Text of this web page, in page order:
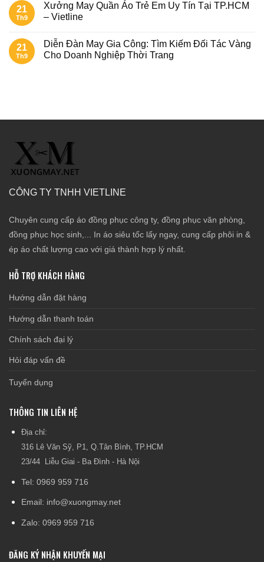
21
Th9
Xưởng May Quần Áo Trẻ Em Uy Tín Tại TP.HCM
– Vietline
21
Th9
Diễn Đàn May Gia Công: Tìm Kiếm Đối Tác Vàng
Cho Doanh Nghiệp Thời Trang
CÔNG TY TNHH VIETLINE
Chuyên cung cấp áo đồng phục công ty, đồng phục văn phòng,
đồng phục học sinh,... In áo siêu tốc lấy ngay, cung cấp phôi in &
ép áo chất lượng cao với giá thành hợp lý nhất.
HỖ TRỢ KHÁCH HÀNG
Hướng dẫn đặt hàng
Hướng dẫn thanh toán
Chính sách đại lý
Hỏi đáp vấn đề
Tuyển dụng
THÔNG TIN LIÊN HỆ
Địa chỉ:
316 Lê Văn Sỹ, P1, Q.Tân Bình, TP.HCM
23/44 Liễu Giai - Ba Đình - Hà Nội
Tel: 0969 959 716
Email: info@xuongmay.net
Zalo: 0969 959 716
ĐĂNG KÝ NHẬN KHUYẾN MẠI